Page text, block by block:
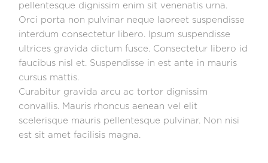
pellentesque dignissim enim sit venenatis urna.
Orci porta non pulvinar neque laoreet suspendisse
interdum consectetur libero. Ipsum suspendisse
ultrices gravida dictum fusce. Consectetur libero id
faucibus nisl et. Suspendisse in est ante in mauris
cursus mattis.
Curabitur gravida arcu ac tortor dignissim
convallis. Mauris rhoncus aenean vel elit
scelerisque mauris pellentesque pulvinar. Non nisi
est sit amet facilisis magna.